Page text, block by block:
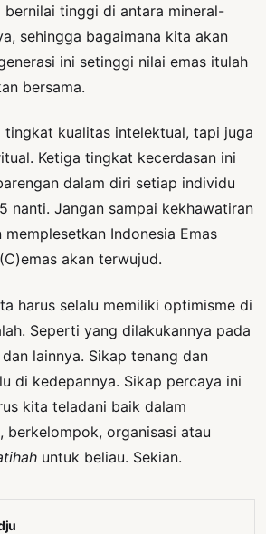
bernilai tinggi di antara mineral-
sehingga bagaimana kita akan
ini setinggi nilai emas itulah
bersama.
tingkat kualitas intelektual, tapi juga
Ketiga tingkat kecerdasan ini
dalam diri setiap individu
nanti. Jangan sampai kekhawatiran
Indonesia Emas
akan terwujud.
harus selalu memiliki optimisme di
Seperti yang dilakukannya pada
lainnya. Sikap tenang dan
di kedepannya. Sikap percaya ini
kita teladani baik dalam
berkelompok, organisasi atau
untuk beliau. Sekian.